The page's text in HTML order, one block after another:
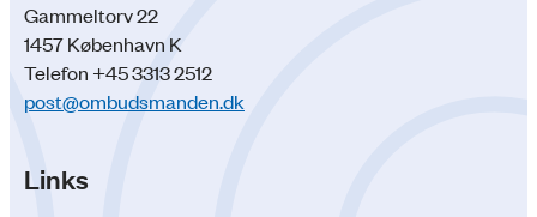
Gammeltorv 22
1457 København K
Telefon +45 3313 2512
post@ombudsmanden.dk
Links